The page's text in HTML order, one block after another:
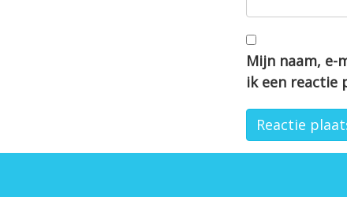
Mijn naam, e-
ik een reactie